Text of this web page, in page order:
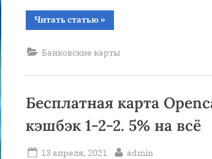
Читать статью“Подключение
Мобильного
»
Банковские карты
Бесплатная карта
кэшбэк 1-2-2. 5% на всё
Posted
13 апреля, 2021 By
admin